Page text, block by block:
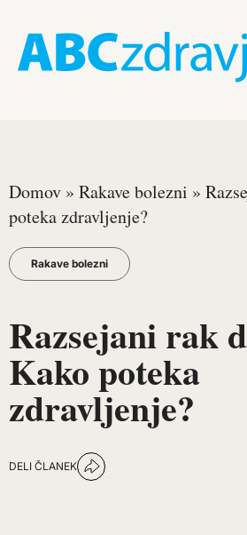
Domov » Rakave bolezni »
poteka zdravljenje?
Rakave bolezni
Razsejani rak
Kako poteka
zdravljenje?
DELI ČLANEK